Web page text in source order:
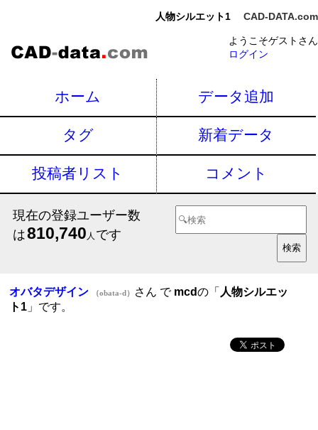
人物シルエット1 CAD-DATA.com
ようこそゲストさん
ログイン
ホーム データ追加
タグ 新着データ
投稿者リスト コメント
現在の登録ユーザー数
は810,740 人 です
オバタデザイン （obata-d） さん で mcdの「 人物シルエッ
ト1 」です。